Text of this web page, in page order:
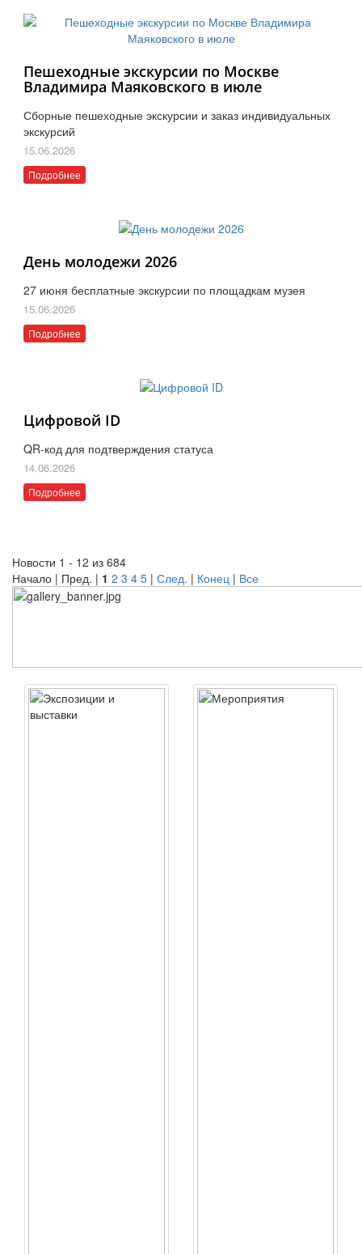
Пешеходные экскурсии по Москве
Владимира Маяковского в июле
Сборные пешеходные экскурсии и заказ индивидуальных
экскурсий
15.06.2026
Подробнее
День молодежи 2026
27 июня бесплатные экскурсии по площадкам музея
15.06.2026
Подробнее
Цифровой ID
QR-код для подтверждения статуса
14.06.2026
Подробнее
Новости 1 - 12 из 684
Начало | Пред. | 1 2 3 4 5 | След. | Конец | Все